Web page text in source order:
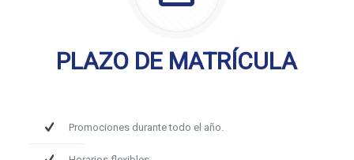
PLAZO DE MATRÍCULA
Promociones durante todo el año.